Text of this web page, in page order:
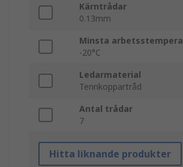
Kärntrådar
0.13mm
Minsta
-20°C
Ledarmaterial
Tennkoppartråd
Antal trådar
7
Hitta liknande produkter